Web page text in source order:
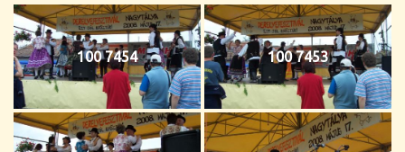
100 7454 100 7453